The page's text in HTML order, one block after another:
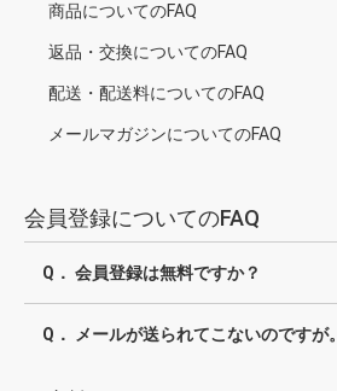
商品についてのFAQ
返品・交換についてのFAQ
配送・配送料についてのFAQ
メールマガジンについてのFAQ
会員登録についてのFAQ
Q． 会員登録は無料ですか？
Q． メールが送られてこないのですが。